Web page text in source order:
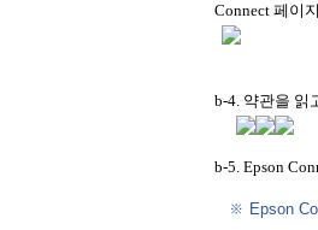
Connect 페이
b-4. 약관을 읽
b-5. Epson
※ Epson